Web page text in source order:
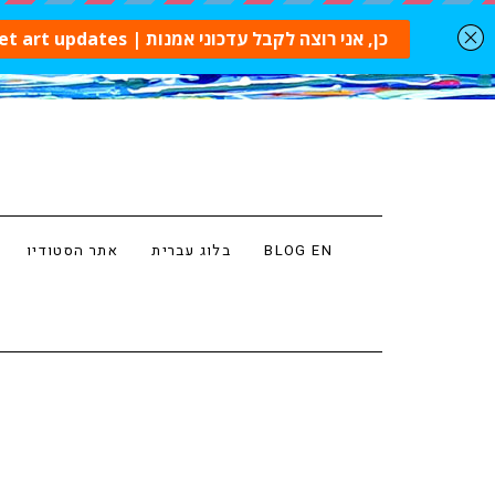
אתר הסטודיו בלוג עברית BLOG EN